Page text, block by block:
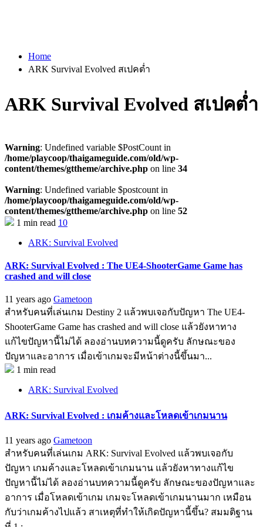
Home
ARK Survival Evolved สเปคต่ำ
ARK Survival Evolved สเปคต่ำ
Warning: Undefined variable $PostCount in
/home/playcoop/thaigameguide.com/old/wp-
content/themes/gttheme/archive.php on line 34
Warning: Undefined variable $postcount in
/home/playcoop/thaigameguide.com/old/wp-
content/themes/gttheme/archive.php on line 52
1 min read 10
ARK: Survival Evolved
ARK: Survival Evolved : The UE4-ShooterGame Game has
crashed and will close
11 years ago Gametoon
สำหรับคนที่เล่นเกม Destiny 2 แล้วพบเจอกับปัญหา The UE4-
ShooterGame Game has crashed and will close แล้วยังหาทาง
แก้ไขปัญหานี้ไม่ได้ ลองอ่านบทความนี้ดูครับ ลักษณะของ
ปัญหาและอาการ เมื่อเข้าเกมจะมีหน้าต่างนี้ขึ้นมา...
1 min read
ARK: Survival Evolved
ARK: Survival Evolved : เกมค้างและโหลดเข้าเกมนาน
11 years ago Gametoon
สำหรับคนที่เล่นเกม ARK: Survival Evolved แล้วพบเจอกับ
ปัญหา เกมค้างและโหลดเข้าเกมนาน แล้วยังหาทางแก้ไข
ปัญหานี้ไม่ได้ ลองอ่านบทความนี้ดูครับ ลักษณะของปัญหาและ
อาการ เมื่อโหลดเข้าเกม เกมจะโหลดเข้าเกมนานมาก เหมือน
กับว่าเกมค้างไปแล้ว สาเหตุที่ทำให้เกิดปัญหานี้ขึ้น? สมมติฐาน